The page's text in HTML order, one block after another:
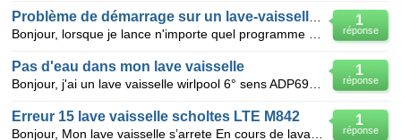
1
réponse
1
réponse
Pas d'eau dans mon lave vaisselle
1
réponse
Erreur 15 lave vaisselle scholtes LTE M842